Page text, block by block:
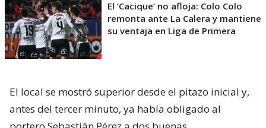
Eduardo Vargas anotó el segundo gol . Era el
partido número 100 de ‘Turboman’ con la camiseta
azul.
🤩⚽🔵🔴 ESTÁS EN TU LUGAR EN EL
MUNDO, TURBOMAN